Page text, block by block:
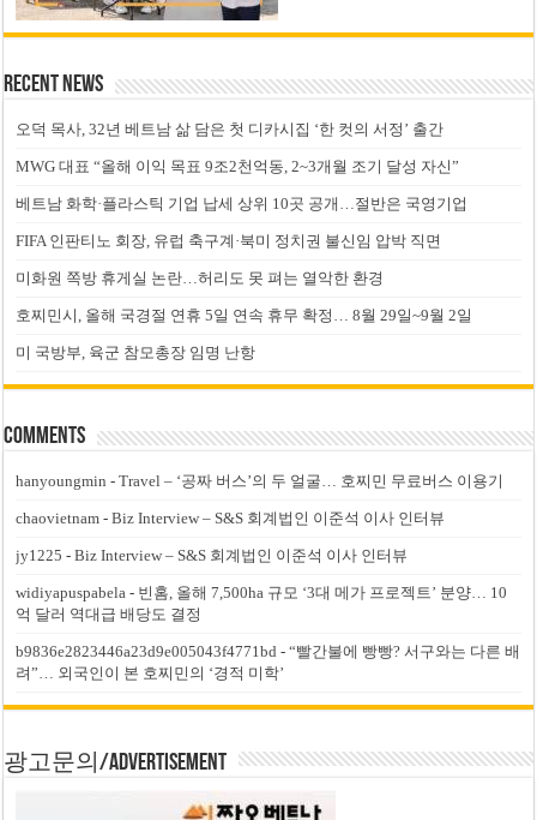
Recent News
오덕 목사, 32년 베트남 삶 담은 첫 디카시집 ‘한 컷의 서정’ 출간
MWG 대표 “올해 이익 목표 9조2천억동, 2~3개월 조기 달성 자신”
베트남 화학·플라스틱 기업 납세 상위 10곳 공개…절반은 국영기업
FIFA 인판티노 회장, 유럽 축구계·북미 정치권 불신임 압박 직면
미화원 쪽방 휴게실 논란…허리도 못 펴는 열악한 환경
호찌민시, 올해 국경절 연휴 5일 연속 휴무 확정… 8월 29일~9월 2일
미 국방부, 육군 참모총장 임명 난항
Comments
hanyoungmin -Travel – ‘공짜 버스’의 두 얼굴… 호찌민 무료버스 이용기
chaovietnam -Biz Interview – S&S 회계법인 이준석 이사 인터뷰
jy1225 -Biz Interview – S&S 회계법인 이준석 이사 인터뷰
widiyapuspabela - 빈홈, 올해 7,500ha 규모 ‘3대 메가 프로젝트’ 분양… 10
억 달러 역대급 배당도 결정
b9836e2823446a23d9e005043f4771bd -“빨간불에 빵빵? 서구와는 다른 배
려”… 외국인이 본 호찌민의 ‘경적 미학’
광고문의/Advertisement